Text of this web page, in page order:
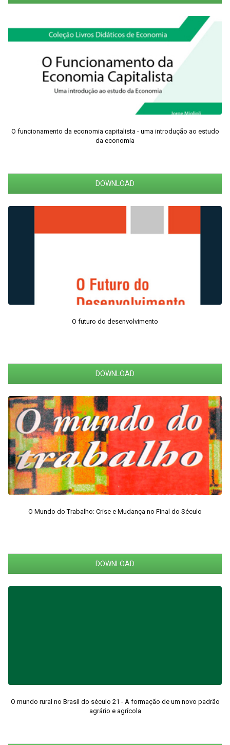
O funcionamento da economia capitalista - uma introdução ao estudo
da economia
DOWNLOAD
O futuro do desenvolvimento
DOWNLOAD
O Mundo do Trabalho: Crise e Mudança no Final do Século
DOWNLOAD
O mundo rural no Brasil do século 21 - A formação de um novo padrão
agrário e agrícola